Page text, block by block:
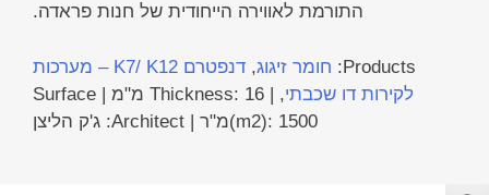
התורמת לאווירה הייחודית של חנות פראדה.
Products: חומר זיגוג,
דנפטרם K7/ K12 – מערכות
לקירות דו שכבתי
, | Thickness: 16 מ"מ | Surface
(m2): 1500מ"ר | Architect: ג'ק הליצן